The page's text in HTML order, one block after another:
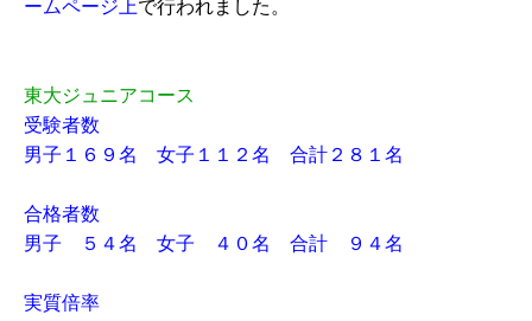
ームページ上で行われました。
東大ジュニアコース
受験者数
男子１６９名 女子１１２名 合計２８１名
合格者数
男子 ５４名 女子 ４０名 合計 ９４名
実質倍率